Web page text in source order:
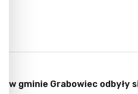
w gminie Grabowiec odbyły